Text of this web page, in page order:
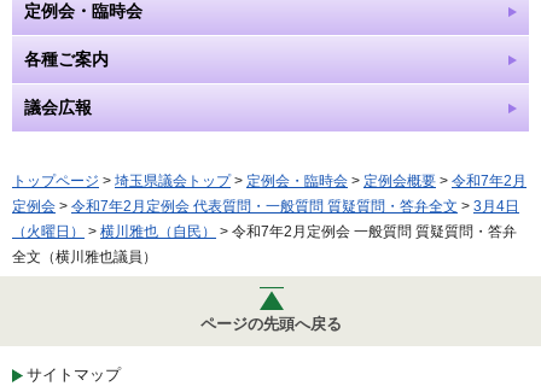
定例会・臨時会
各種ご案内
議会広報
トップページ > 埼玉県議会トップ> 定例会・臨時会 > 定例会概要 > 令和7年2月
定例会 > 令和7年2月定例会 代表質問・一般質問 質疑質問・答弁全文 > 3月4日
（火曜日）
> 横川雅也（自民）
> 令和7年2月定例会 一般質問 質疑質問・答弁
全文（横川雅也議員）
ページの先頭へ戻る
サイトマップ